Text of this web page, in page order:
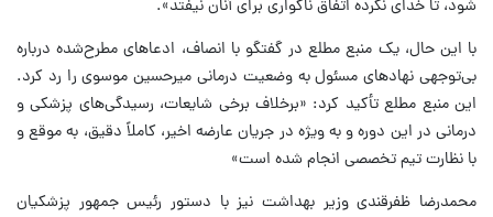
شود، تا خدای نکرده اتفاق ناگواری برای آنان نیفتد».
با این حال، یک منبع مطلع در گفتگو با انصاف، ادعاهای مطرح‌شده درباره
بی‌توجهی نهادهای مسئول به وضعیت درمانی میرحسین موسوی را رد کرد.
این منبع مطلع تأکید کرد: «برخلاف برخی شایعات، رسیدگی‌های پزشکی و
درمانی در این دوره و به ویژه در جریان عارضه اخیر، کاملاً دقیق، به موقع و
با نظارت تیم تخصصی انجام شده است»
محمدرضا ظفرقندی وزیر بهداشت نیز با دستور رئیس جمهور پزشکیان